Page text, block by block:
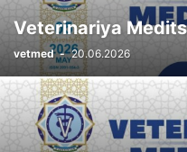
Veterinariya
vetmed - 20.06.2026